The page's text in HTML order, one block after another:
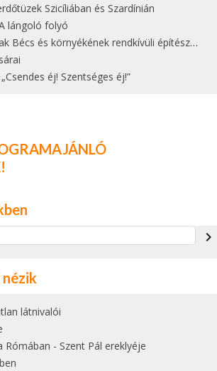
Szicíliában és Szardínián
lángoló folyó
és környékének rendkívüli építészeti kincsei
éj! Szentséges éj!”
navigate_next
látnivalói
Rómában - Szent Pál ereklyéje